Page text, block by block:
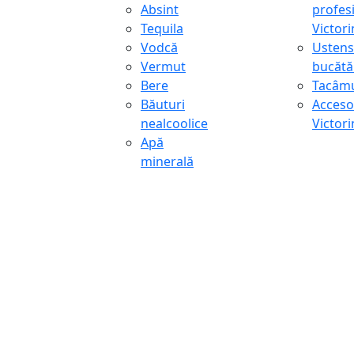
Absint
Tequila
Vodcă
Vermut
Bere
Băuturi
nealcoolice
Apă
minerală